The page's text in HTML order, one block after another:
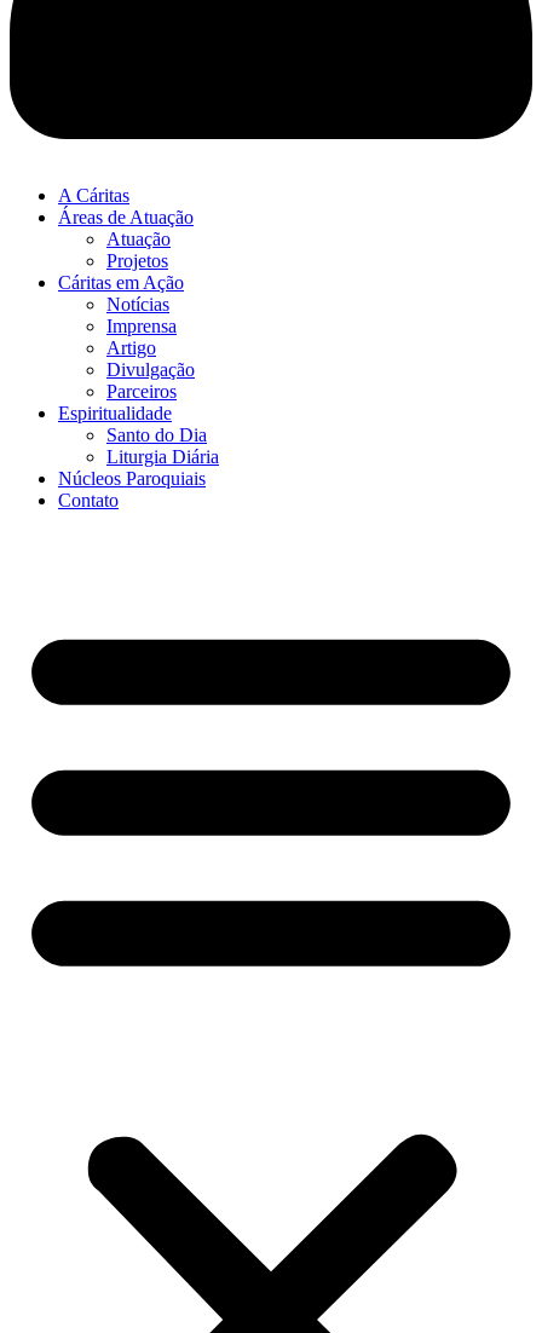
A Cáritas
Áreas de Atuação
Atuação
Projetos
Cáritas em Ação
Notícias
Imprensa
Artigo
Divulgação
Parceiros
Espiritualidade
Santo do Dia
Liturgia Diária
Núcleos Paroquiais
Contato